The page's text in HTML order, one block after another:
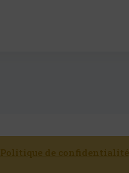
Politique de confidentialité